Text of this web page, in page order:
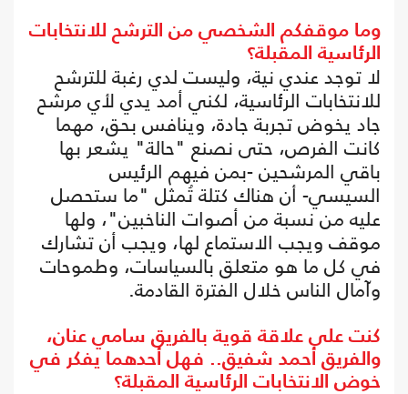
وما موقفكم الشخصي من الترشح للانتخابات
الرئاسية المقبلة؟
لا توجد عندي نية، وليست لدي رغبة للترشح
للانتخابات الرئاسية، لكني أمد يدي لأي مرشح
جاد يخوض تجربة جادة، وينافس بحق، مهما
كانت الفرص، حتى نصنع "حالة" يشعر بها
باقي المرشحين -بمن فيهم الرئيس
السيسي- أن هناك كتلة تُمثل "ما ستحصل
عليه من نسبة من أصوات الناخبين"، ولها
موقف ويجب الاستماع لها، ويجب أن تشارك
في كل ما هو متعلق بالسياسات، وطموحات
وآمال الناس خلال الفترة القادمة.
كنت على علاقة قوية بالفريق سامي عنان،
والفريق أحمد شفيق.. فهل أحدهما يفكر في
خوض الانتخابات الرئاسية المقبلة؟